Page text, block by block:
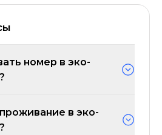
номер в эко-
в эко-